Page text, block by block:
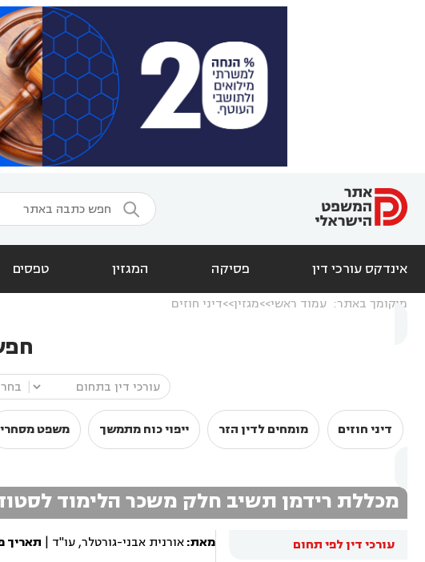

אינדקס עורכי דין פסיקה המגזין טפסים
מיקומך באתר: עמוד ראשי מגזין דיני חוזים
דיני חוזים מומחים לדין הזר ייפוי כוח מתמשך משפט מסחרי
מכללת רידמן תשיב חלק משכר הלימוד
עורכי דין לפי תחום
מאת:אורנית אבני-גורטלר, עו"ד | תאריך